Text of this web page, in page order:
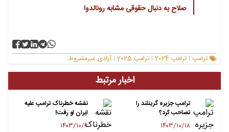
صلاح به دنبال حقوقی مشابه رونالدو!
ترامپ | ترامپ 2024 | ترامپ 2025 | آزادی غیرمشروط
اخبار مرتبط
ترامپ جزیره گرینلند را
تصاحب کرد؟
۱۴۰۳/۱۰/۱۸
نقشه خطرناک ترامپ علیه
ایران لو رفت!
۱۴۰۳/۱۰/۹